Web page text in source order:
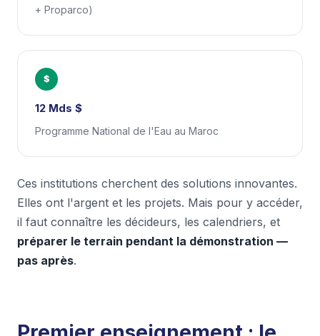
+ Proparco)
$
12 Mds $
Programme National de l'Eau au Maroc
Ces institutions cherchent des solutions innovantes.
Elles ont l'argent et les projets. Mais pour y accéder,
il faut connaître les décideurs, les calendriers, et
préparer le terrain pendant la démonstration —
pas après.